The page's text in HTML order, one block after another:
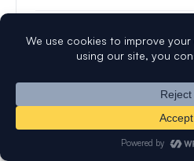
einrichten
Erhalten Sie
Ressourcen direkt in